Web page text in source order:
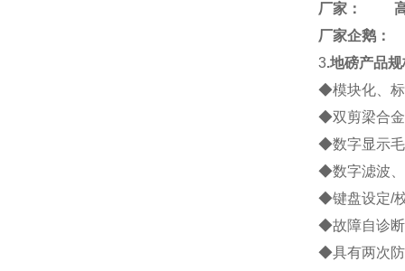
厂家：
厂家企鹅
3.地磅产品规
◆模块化、标
◆双剪梁合金
◆数字显示毛
◆数字滤波、
◆键盘设定/
◆故障自诊断
◆具有两次防